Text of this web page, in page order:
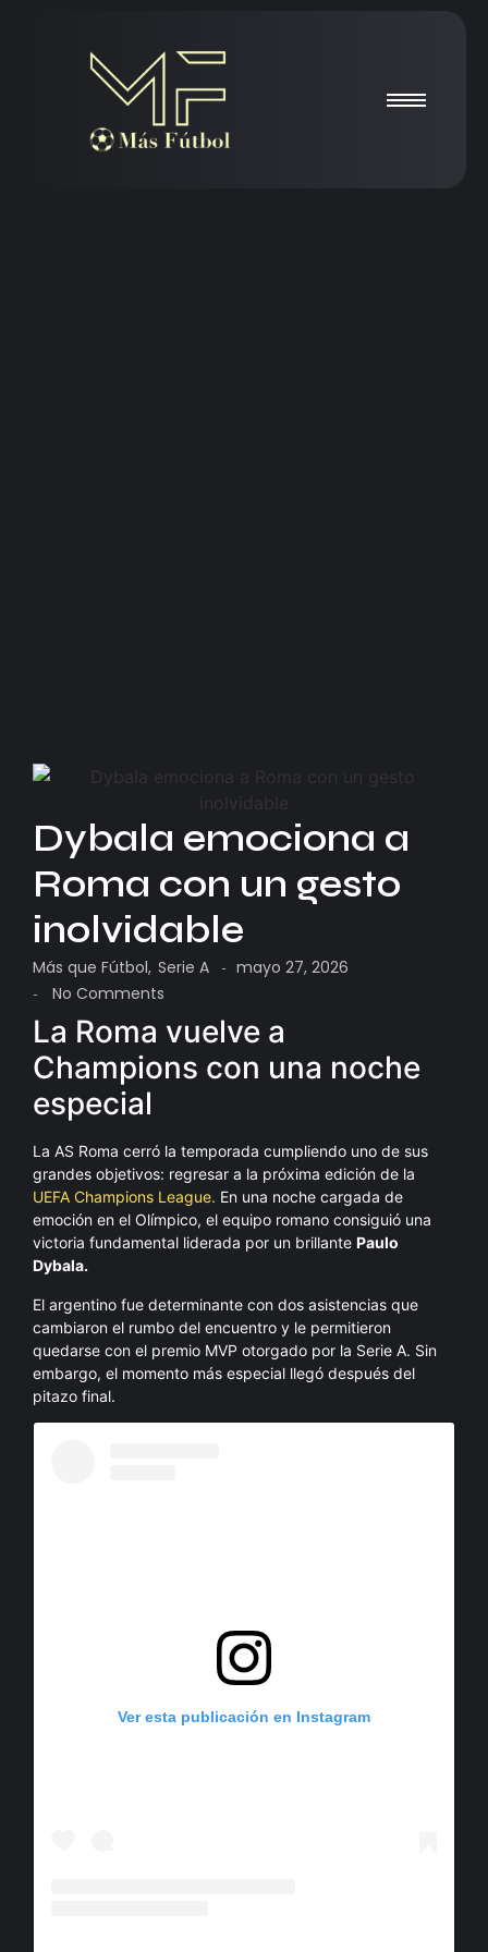
Dybala emociona a
Roma con un gesto
inolvidable
Más que Fútbol, Serie A - mayo 27, 2026
- No Comments
La Roma vuelve a
Champions con una noche
especial
La AS Roma cerró la temporada cumpliendo uno de sus
grandes objetivos: regresar a la próxima edición de la
UEFA Champions League. En una noche cargada de
emoción en el Olímpico, el equipo romano consiguió una
victoria fundamental liderada por un brillante Paulo
Dybala.
El argentino fue determinante con dos asistencias que
cambiaron el rumbo del encuentro y le permitieron
quedarse con el premio MVP otorgado por la Serie A. Sin
embargo, el momento más especial llegó después del
pitazo final.
Ver esta publicación en Instagram